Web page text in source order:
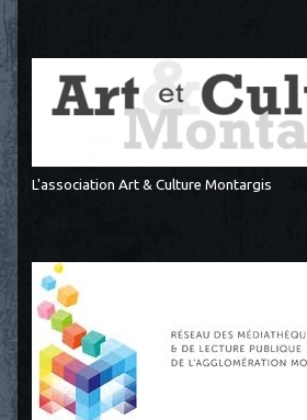
L'association Art & Culture Montargis